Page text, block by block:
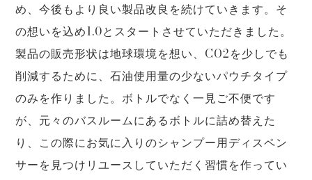
め、今後もより良い製品改良を続けていきます。そ
の想いを込め1.0とスタートさせていただきました。
製品の販売形状は地球環境を想い、CO2を少しでも
削減するために、石油使用量の少ないパウチタイプ
のみを作りました。ボトルでなく一見ご不便です
が、元々のバスルームにあるボトルに詰め替えた
り、この際にお気に入りのシャンプー用ディスペン
サーを見つけリユースしていただく習慣を作ってい